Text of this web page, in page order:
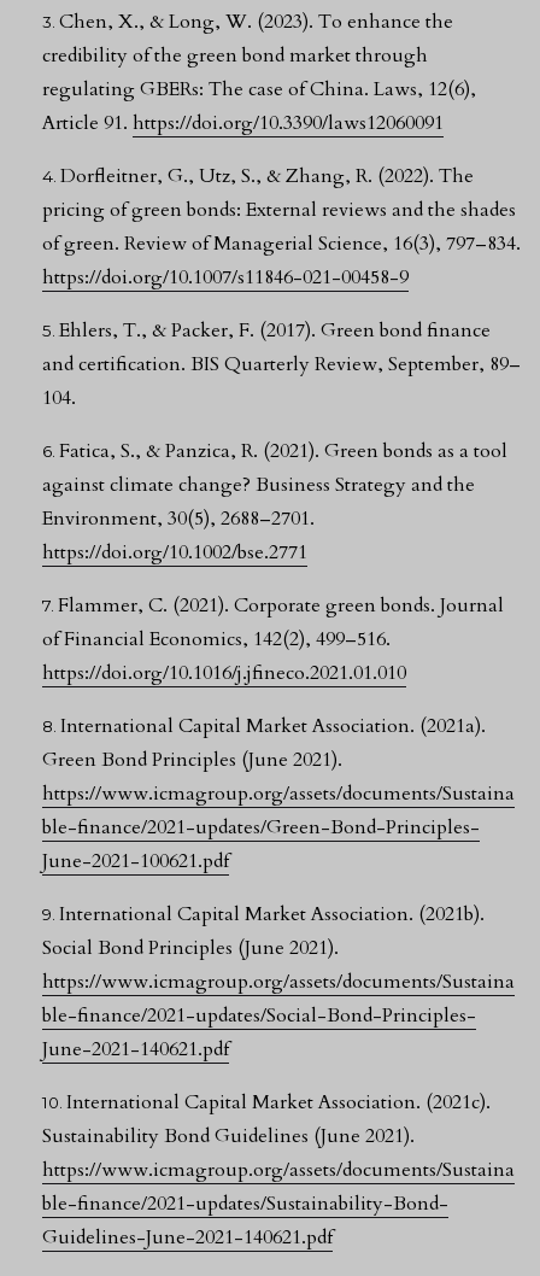
Chen, X., & Long, W. (2023). To enhance the
credibility of the green bond market through
regulating GBERs: The case of China. Laws, 12(6),
Article 91. https://doi.org/10.3390/laws12060091
Dorfleitner, G., Utz, S., & Zhang, R. (2022). The
pricing of green bonds: External reviews and the shades
of green. Review of Managerial Science, 16(3), 797–834.
https://doi.org/10.1007/s11846-021-00458-9
Ehlers, T., & Packer, F. (2017). Green bond finance
and certification. BIS Quarterly Review, September, 89–
104.
Fatica, S., & Panzica, R. (2021). Green bonds as a tool
against climate change? Business Strategy and the
Environment, 30(5), 2688–2701.
https://doi.org/10.1002/bse.2771
Flammer, C. (2021). Corporate green bonds. Journal
of Financial Economics, 142(2), 499–516.
https://doi.org/10.1016/j.jfineco.2021.01.010
International Capital Market Association. (2021a).
Green Bond Principles (June 2021).
https://www.icmagroup.org/assets/documents/Sustaina
ble-finance/2021-updates/Green-Bond-Principles-
June-2021-100621.pdf
International Capital Market Association. (2021b).
Social Bond Principles (June 2021).
https://www.icmagroup.org/assets/documents/Sustaina
ble-finance/2021-updates/Social-Bond-Principles-
June-2021-140621.pdf
International Capital Market Association. (2021c).
Sustainability Bond Guidelines (June 2021).
https://www.icmagroup.org/assets/documents/Sustaina
ble-finance/2021-updates/Sustainability-Bond-
Guidelines-June-2021-140621.pdf